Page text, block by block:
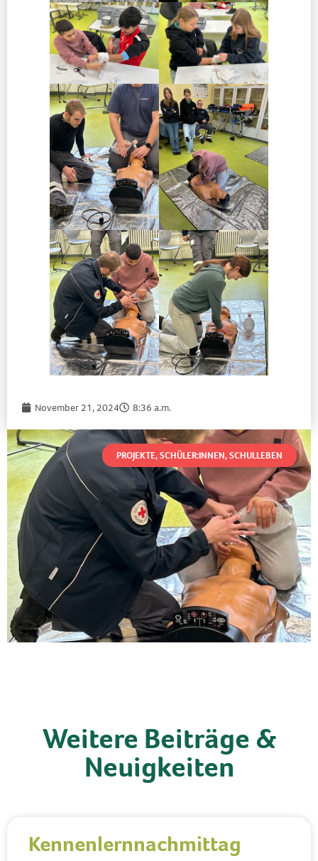
November 21, 2024 8:36 a.m.
PROJEKTE,SCHÜLER:INNEN,SCHULLEBEN
Weitere Beiträge &
Neuigkeiten
Kennenlernnachmittag